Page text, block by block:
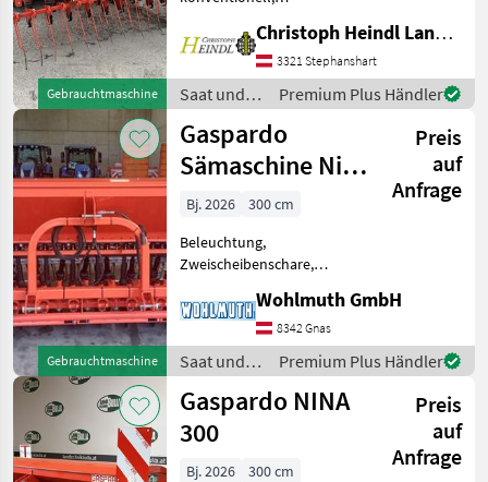
Gebrauchtmaschine
Fahrwerk, Schleppschare
Mechanische
Schleppscharmaschine - 25
Schare - Schleppschare -
Striegel
Christoph Heindl Landtechnik GmbH, Stephanshart
3321 Stephanshart
Saat und
Pflege /
Gaspardo
Premium Plus Händler
Gebrauchtmaschine
Gaspardo
Sämaschine Nina
300
Preis
auf
Anfrage
Bj. 2026
300 cm
Beleuchtung,
Zweischeibenschare,
Fahrgassenschaltung
Sämaschine Gaspardo Nina
300/25 Reihen, Corex
Doppelscheibenschare mit
Andruckrollen, Multi Flex
Saa
Wohlmuth GmbH
8342 Gnas
Saat und
Pflege /
Gaspardo
Premium Plus Händler
Gaspardo NINA
300
Preis
auf
Anfrage
Bj. 2026
300 cm